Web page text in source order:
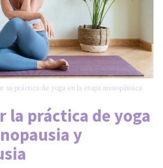
su práctica de yoga en la etapa menopáusica
la práctica de yoga
y